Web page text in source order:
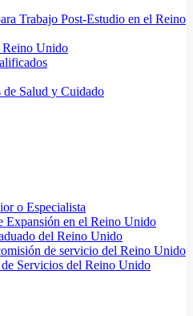
Trabajo Post-Estudio en el Reino
Reino Unido
de Salud y Cuidado
o Especialista
Expansión en el Reino Unido
del Reino Unido
de servicio del Reino Unido
Servicios del Reino Unido